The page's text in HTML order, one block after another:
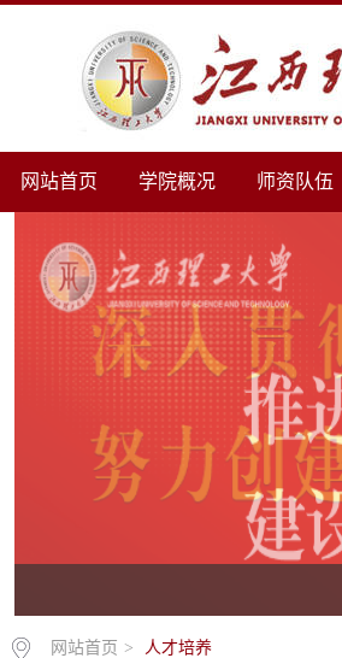
网站首页 学院概况 师资队伍
网站首页 > 人才培养